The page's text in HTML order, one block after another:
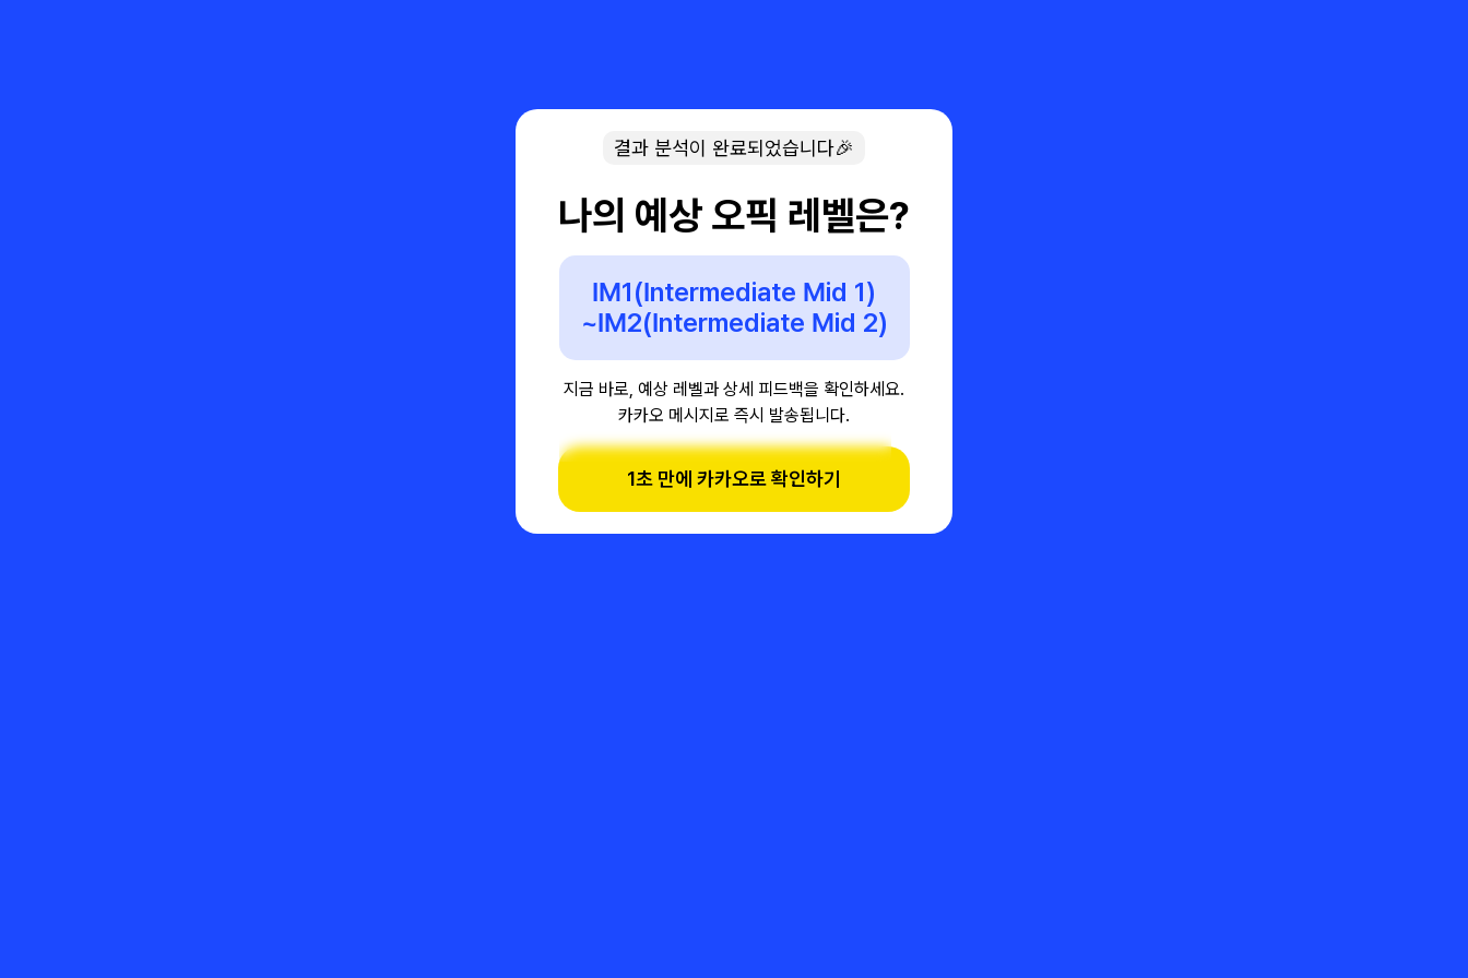
결과 분석이 완료되었습니다🎉
나의 예상 오픽 레벨은?
IM1(Intermediate Mid 1)
~IM2(Intermediate Mid 2)
지금 바로, 예상 레벨과 상세 피드백을 확인하세요.
카카오 메시지로 즉시 발송됩니다.
1초 만에 카카오로 확인하기